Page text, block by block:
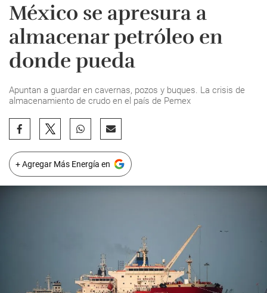
México se apresura a
almacenar petróleo en
donde pueda
Apuntan a guardar en cavernas, pozos y buques. La crisis de
almacenamiento de crudo en el país de Pemex
+ Agregar Más Energía en